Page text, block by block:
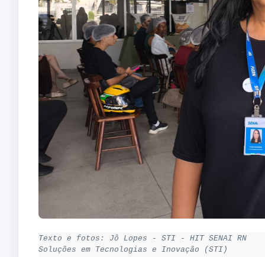
Texto e fotos: Jô Lopes - STI - HIT SENAI RN
Soluções em Tecnologias e Inovação (STI)